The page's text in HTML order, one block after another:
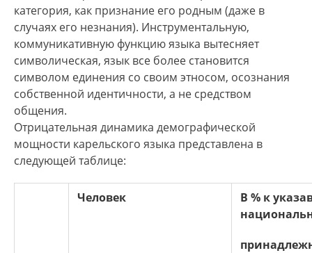
категория, как признание его родным (даже в
случаях его незнания). Инструментальную,
коммуникативную функцию языка вытесняет
символическая, язык все более становится
символом единения со своим этносом, осознания
собственной идентичности, а не средством
общения.
Отрицательная динамика демографической
мощности карельского языка представлена в
следующей таблице:
Человек
В % к